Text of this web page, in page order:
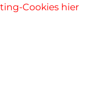
Cookies hier